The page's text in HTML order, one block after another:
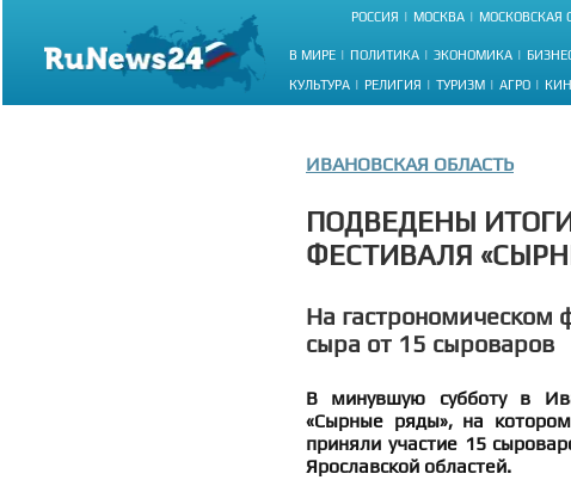
РОССИЯ МОСКВА МОСКОВСКАЯ
В МИРЕ ПОЛИТИКА ЭКОНОМИКА
КУЛЬТУРА РЕЛИГИЯ ТУРИЗМ АГРО
ИВАНОВСКАЯ ОБЛАСТЬ
ПОДВЕДЕНЫ
ФЕСТИВАЛЯ
На гастрономическом
сыра от 15 сыроваров
В минувшую субботу в
«Сырные ряды», на
приняли участие 15
Ярославской областей.